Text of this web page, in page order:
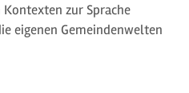
zur Sprache
eigenen Gemeindenwelten